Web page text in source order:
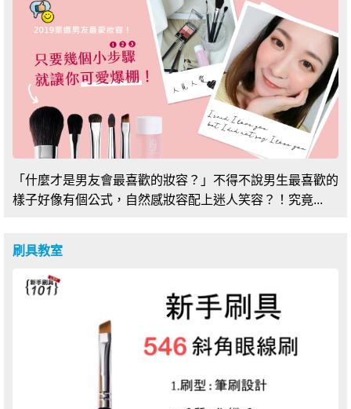
「什麼才是男友會最喜歡的妝容？」不得不說男生最喜歡的
樣子好像有個公式，自然感妝容配上迷人笑容？！究竟...
刷具教室